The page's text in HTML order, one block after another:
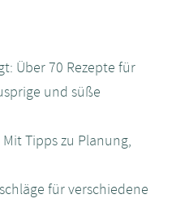
Über 70 Rezepte für
und süße
Tipps zu Planung,
für verschiedene